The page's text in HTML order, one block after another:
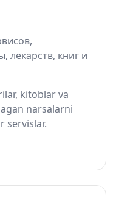
лекарств, книг и
kitoblar va
narsalarni
servislar.